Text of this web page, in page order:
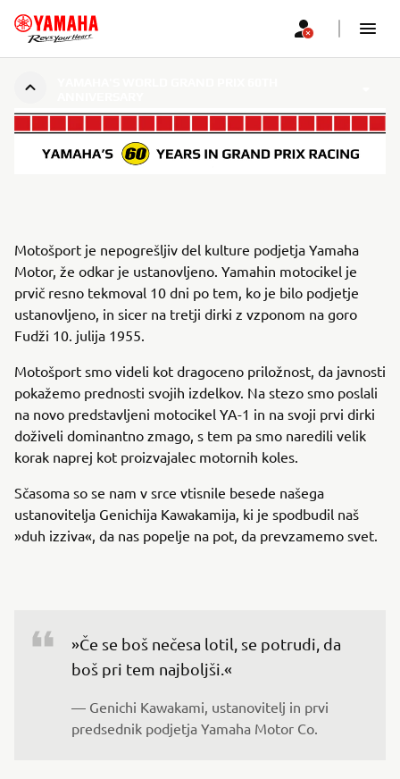
Motošport je nepogrešljiv del kulture podjetja Yamaha
Motor, že odkar je ustanovljeno. Yamahin motocikel je
prvič resno tekmoval 10 dni po tem, ko je bilo podjetje
ustanovljeno, in sicer na tretji dirki z vzponom na goro
Fudži 10. julija 1955.
Motošport smo videli kot dragoceno priložnost, da javnosti
pokažemo prednosti svojih izdelkov. Na stezo smo poslali
na novo predstavljeni motocikel YA-1 in na svoji prvi dirki
doživeli dominantno zmago, s tem pa smo naredili velik
korak naprej kot proizvajalec motornih koles.
Sčasoma so se nam v srce vtisnile besede našega
ustanovitelja Genichija Kawakamija, ki je spodbudil naš
»duh izziva«, da nas popelje na pot, da prevzamemo svet.
»Če se boš nečesa lotil, se potrudi, da
boš pri tem najboljši.«
— Genichi Kawakami, ustanovitelj in prvi
predsednik podjetja Yamaha Motor Co.